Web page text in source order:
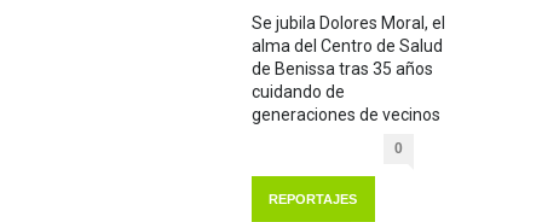
Se jubila Dolores Moral, el
alma del Centro de Salud
de Benissa tras 35 años
cuidando de
generaciones de vecinos
0
REPORTAJES